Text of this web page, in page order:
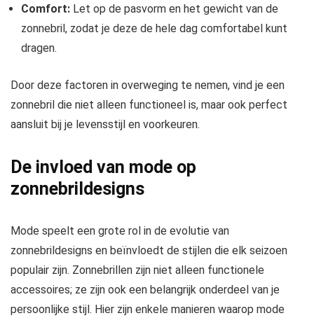
Comfort: Let op de pasvorm en het gewicht van de
zonnebril, zodat je deze de hele dag comfortabel kunt
dragen.
Door deze factoren in overweging te nemen, vind je een
zonnebril die niet alleen functioneel is, maar ook perfect
aansluit bij je levensstijl en voorkeuren.
De invloed van mode op
zonnebrildesigns
Mode speelt een grote rol in de evolutie van
zonnebrildesigns en beïnvloedt de stijlen die elk seizoen
populair zijn. Zonnebrillen zijn niet alleen functionele
accessoires; ze zijn ook een belangrijk onderdeel van je
persoonlijke stijl. Hier zijn enkele manieren waarop mode